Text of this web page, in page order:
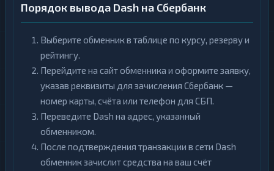
Порядок вывода Dash на Сбербанк
Выберите обменник в таблице по курсу, резерву и
рейтингу.
Перейдите на сайт обменника и оформите заявку,
указав реквизиты для зачисления Сбербанк —
номер карты, счёта или телефон для СБП.
Переведите Dash на адрес, указанный
обменником.
После подтверждения транзакции в сети Dash
обменник зачислит средства на ваш счёт